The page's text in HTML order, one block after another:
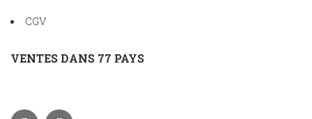
CGV
VENTES DANS 77 PAYS